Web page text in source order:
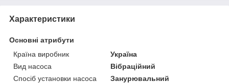
Характеристики
Основні атрибути
Країна виробник
Україна
Вид насоса
Вібраційний
Спосіб установки насоса
Занурювальний